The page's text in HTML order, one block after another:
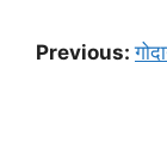
Previous: